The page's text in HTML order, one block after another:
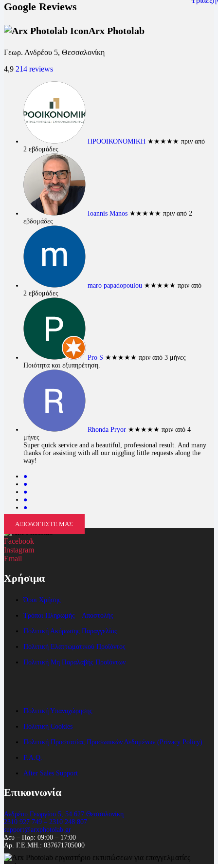
Google Reviews
Arx Photolab
Γεωρ. Ανδρέου 5, Θεσσαλονίκη
4,9 214 reviews
ΠΡΟΟΙΚΟΝΟΜΙΚΗ ★★★★★ πριν από
2 εβδομάδες
Ioannis Manos ★★★★★ πριν από 2
εβδομάδες
maro papadopoulou ★★★★★ πριν από
2 εβδομάδες
Pro S ★★★★★ πριν από 3 μήνες
Ποιότητα και εξυπηρέτηση.
Rhonda Pryor ★★★★★ πριν από 4
μήνες
Super quick service and a beautiful, professional result. And many
thanks for assisting with all our niggling little requests along the
way!
●
●
●
●
●
ΑΞΙΟΛΟΓΗΣΤΕ ΜΑΣ
Facebook
Instagram
Email
Χρήσιμα
Όροι Χρήσης
Τρόποι Πληρωμής – Αποστολής
Πολιτική Ακύρωσης Παραγγελίας
Πολιτική Ελαττωματικού Προϊόντος
Πολιτική Μη Παραλαβής Προϊόντων
Πολιτική Υπαναχώρησης
Πολιτική Cookies
Πολιτική Προστασίας Προσωπικών Δεδομένων (Privacy Policy)
F.A.Q.
After Sales Support
Επικοινωνία
Ανδρέου Γεωργίου 5, 54 627 Θεσσαλονίκη
2310 927 749 – 2310 248 807
support@arxphotolab.gr
Δευ – Παρ: 09:00 – 17:00
Αρ. Γ.Ε.ΜΗ.: 037671705000